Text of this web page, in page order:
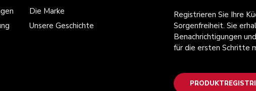
Registrieren Sie Ihre
Sorgenfreiheit. Sie
Benachrichtigungen
für die ersten Schritte
Die Marke
Unsere Geschichte